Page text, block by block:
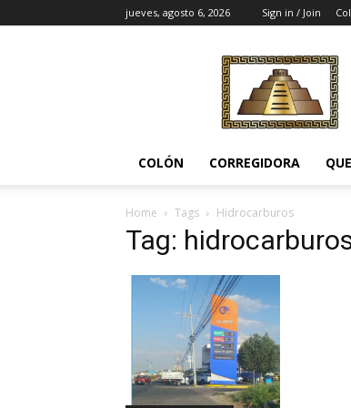
jueves, agosto 6, 2026 Sign in / Join
Noticias
del
Pueblito
COLÓN CORREGIDORA
Home Tags Hidrocarburos
Tag: